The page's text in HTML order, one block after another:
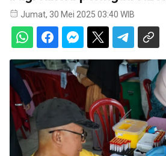
Jumat, 30 Mei 2025 03:40 WIB